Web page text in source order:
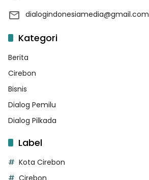
dialogindonesiamedia@gmail.com
Kategori
Berita
Cirebon
Bisnis
Dialog Pemilu
Dialog Pilkada
Label
Kota Cirebon